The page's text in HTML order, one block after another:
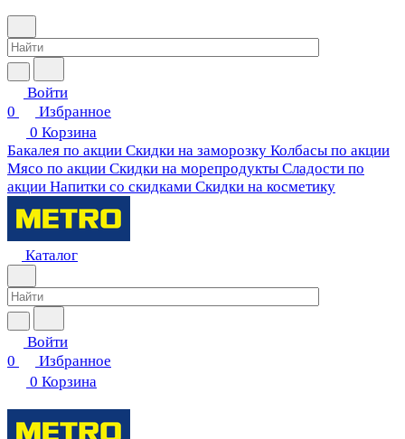
Войти
0
Избранное
0 Корзина
Бакалея по акции Скидки на заморозку Колбасы по акции
Мясо по акции Скидки на морепродукты Сладости по
акции Напитки со скидками Скидки на косметику
Каталог
Войти
0
Избранное
0 Корзина